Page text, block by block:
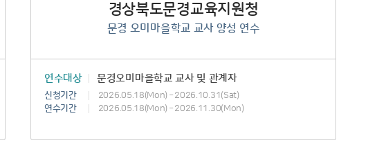
경상북도문경교육지원청
문경 오미마을학교 교사 양성 연수
연수대상 문경오미마을학교 교사 및 관계자
신청기간
2026.05.18(Mon) – 2026.10.31(Sat)
연수기간
2026.05.18(Mon) – 2026.11.30(Mon)